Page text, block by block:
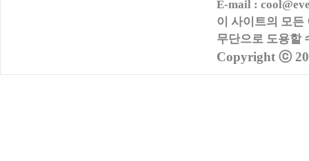
E-mail :
이 사이트의 모든
무단으로 도용할
Copyright ⓒ